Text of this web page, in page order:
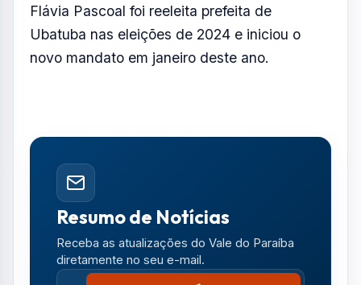
Flávia Pascoal foi reeleita prefeita de
Ubatuba nas eleições de 2024 e iniciou o
novo mandato em janeiro deste ano.
Resumo de Notícias
Receba as atualizações do Vale do Paraíba
diretamente no seu e-mail.